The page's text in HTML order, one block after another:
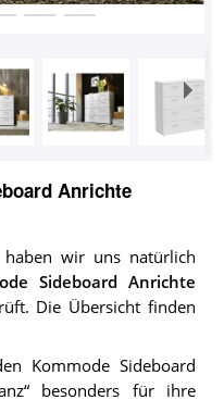
Anrichte
wir uns natürlich
Sideboard Anrichte
Die Übersicht finden
Kommode Sideboard
besonders für ihre